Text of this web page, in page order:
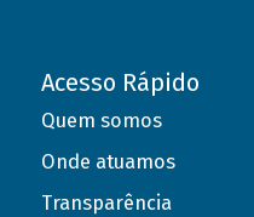
Acesso Rápido
Quem somos
Onde atuamos
Transparência